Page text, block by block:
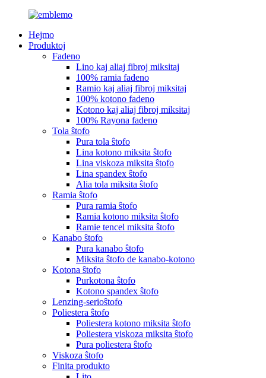
Hejmo
Produktoj
Fadeno
Lino kaj aliaj fibroj miksitaj
100% ramia fadeno
Ramio kaj aliaj fibroj miksitaj
100% kotono fadeno
Kotono kaj aliaj fibroj miksitaj
100% Rayona fadeno
Tola ŝtofo
Pura tola ŝtofo
Lina kotono miksita ŝtofo
Lina viskoza miksita ŝtofo
Lina spandex ŝtofo
Alia tola miksita ŝtofo
Ramia ŝtofo
Pura ramia ŝtofo
Ramia kotono miksita ŝtofo
Ramie tencel miksita ŝtofo
Kanabo ŝtofo
Pura kanabo ŝtofo
Miksita ŝtofo de kanabo-kotono
Kotona ŝtofo
Purkotona ŝtofo
Kotono spandex ŝtofo
Lenzing-serioŝtofo
Poliestera ŝtofo
Poliestera kotono miksita ŝtofo
Poliestera viskoza miksita ŝtofo
Pura poliestera ŝtofo
Viskoza ŝtofo
Finita produkto